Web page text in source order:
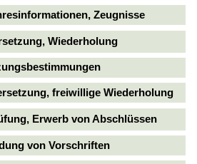
Zeugnisse
Wiederholung
freiwillige Wiederholung
Erwerb von Abschlüssen
von Vorschriften